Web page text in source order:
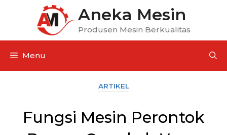
Aneka Mesin
Produsen Mesin Berkualitas
Menu
ARTIKEL
Fungsi Mesin Perontok